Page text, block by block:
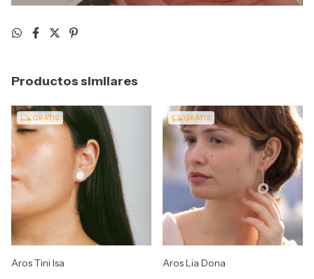
Productos similares
GRATIS
Aros Tini Isa
GRATIS
Aros Lia Dona